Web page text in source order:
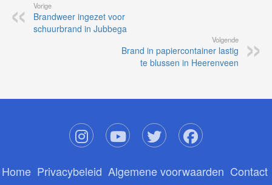
Vorige
Brandweer ingezet voor
schuurbrand in Jubbega
Volgende
Brand in papiercontainer lastig
te blussen in Heerenveen
Home Privacybeleid Algemene voorwaarden Contact